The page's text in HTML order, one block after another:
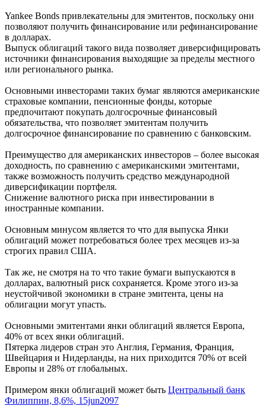
Yankee Bonds привлекательны для эмитентов, поскольку они
позволяют получить финансирование или рефинансирование
в долларах.
Выпуск облигаций такого вида позволяет диверсифицировать
источники финансирования выходящие за пределы местного
или регионального рынка.
Основными инвесторами таких бумаг являются американские
страховые компании, пенсионные фонды, которые
предпочитают покупать долгосрочные финансовый
обязательства, что позволяет эмитентам получить
долгосрочное финансирование по сравнению с банковским.
Преимущество для американских инвесторов – более высокая
доходность, по сравнению с американскими эмитентами,
также возможность получить средство международной
диверсификации портфеля.
Снижение валютного риска при инвестировании в
иностранные компании.
Основным минусом является то что для выпуска Янки
облигаций может потребоваться более трех месяцев из-за
строгих правил США.
Так же, не смотря на то что такие бумаги выпускаются в
долларах, валютный риск сохраняется. Кроме этого из-за
неустойчивой экономики в стране эмитента, цены на
облигации могут упасть.
Основными эмитентами янки облигаций является Европа,
40% от всех янки облигаций.
Пятерка лидеров стран это Англия, Германия, Франция,
Швейцария и Нидерланды, на них приходится 70% от всей
Европы и 28% от глобальных.
Примером янки облигаций может быть Центральный банк
Филиппин, 8,6%, 15jun2097